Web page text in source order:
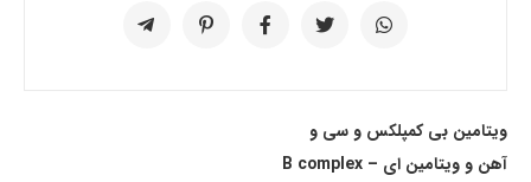
ویتامین بی کمپلکس و سی و
آهن و ویتامین ای – B complex